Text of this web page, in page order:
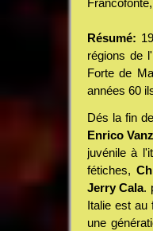
Résumé:
régions de
Forte de
années 60
Dés la fin
Enrico
juvénile à
fétiches,
Jerry Cala.
Italie est au
une